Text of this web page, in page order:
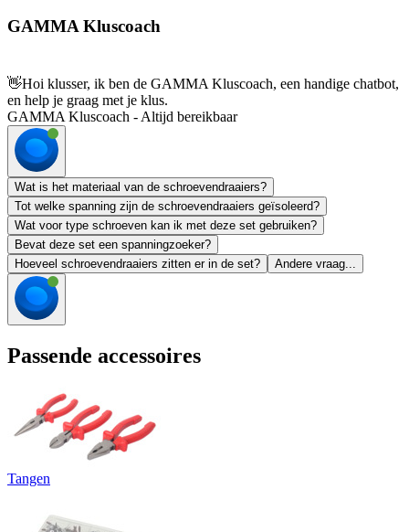
GAMMA Kluscoach
👋Hoi klusser, ik ben de GAMMA Kluscoach, een handige chatbot,
en help je graag met je klus.
GAMMA Kluscoach - Altijd bereikbaar
Wat is het materiaal van de schroevendraaiers?
Tot welke spanning zijn de schroevendraaiers geïsoleerd?
Wat voor type schroeven kan ik met deze set gebruiken?
Bevat deze set een spanningzoeker?
Hoeveel schroevendraaiers zitten er in de set?
Andere vraag...
Passende accessoires
Tangen